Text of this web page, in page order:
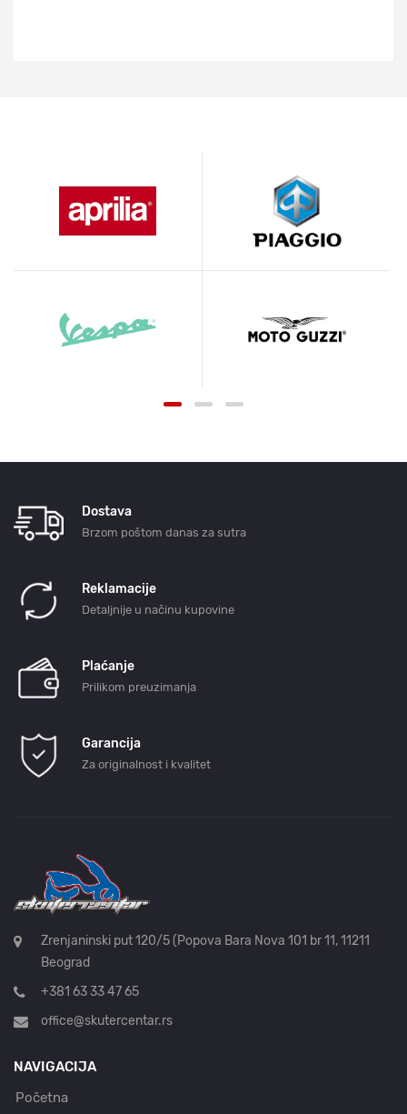
Dostava
Brzom poštom danas za sutra
Reklamacije
Detaljnije u načinu kupovine
Plaćanje
Prilikom preuzimanja
Garancija
Za originalnost i kvalitet
Zrenjaninski put 120/5 (Popova Bara Nova 101 br 11, 11211
Beograd
+381 63 33 47 65
office@skutercentar.rs
NAVIGACIJA
Početna